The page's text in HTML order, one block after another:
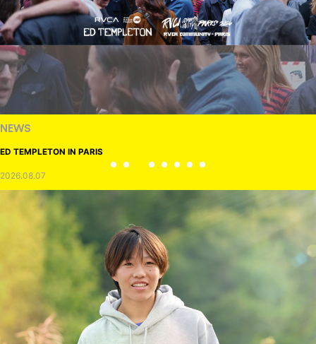
NEWS
ED TEMPLETON IN PARIS
2026.08.07